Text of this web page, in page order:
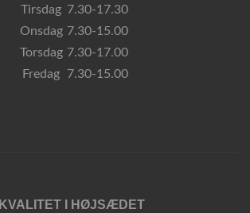
Tirsdag 7.30-17.30
Onsdag 7.30-15.00
Torsdag 7.30-17.00
Fredag
7.30-15.00
KVALITET I HØJSÆDET